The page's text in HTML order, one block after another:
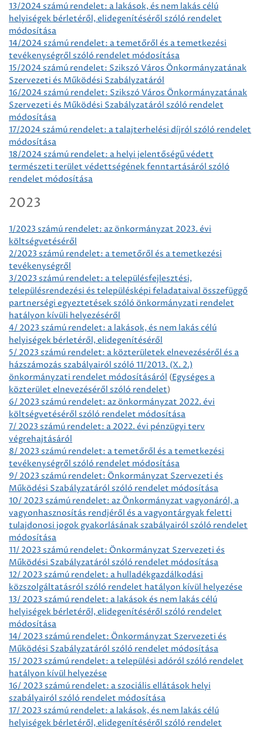
13/2024 számú rendelet: a lakások, és nem lakás célú
helyiségek bérletéről, elidegenítéséről szóló rendelet
módosítása
14/2024 számú rendelet: a temetőről és a temetkezési
tevékenységről szóló rendelet módosítása
15/2024 számú rendelet: Szikszó Város Önkormányzatának
Szervezeti és Működési Szabályzatáról
16/2024 számú rendelet: Szikszó Város Önkormányzatának
Szervezeti és Működési Szabályzatáról szóló rendelet
módosítása
17/2024 számú rendelet: a talajterhelési díjról szóló rendelet
módosítása
18/2024 számú rendelet: a helyi jelentőségű védett
természeti terület védettségének fenntartásáról szóló
rendelet módosítása
2023
1/2023 számú rendelet: az önkormányzat 2023. évi
költségvetéséről
2/2023 számú rendelet: a temetőről és a temetkezési
tevékenységről
3/2023 számú rendelet: a településfejlesztési,
településrendezési és településképi feladataival összefüggő
partnerségi egyeztetések szóló önkormányzati rendelet
hatályon kívüli helyezéséről
4/ 2023 számú rendelet: a lakások, és nem lakás célú
helyiségek bérletéről, elidegenítéséről
5/ 2023 számú rendelet: a közterületek elnevezéséről és a
házszámozás szabályairól szóló 11/2013. (X. 2.)
önkormányzati rendelet módosításáról (Egységes a
közterület elnevezéséről szóló rendelet)
6/ 2023 számú rendelet: az önkormányzat 2022. évi
költségvetéséről szóló rendelet módosítása
7/ 2023 számú rendelet: a 2022. évi pénzügyi terv
végrehajtásáról
8/ 2023 számú rendelet: a temetőről és a temetkezési
tevékenységről szóló rendelet módosítása
9/ 2023 számú rendelet: Önkormányzat Szervezeti és
Működési Szabályzatáról szóló rendelet módosítása
10/ 2023 számú rendelet: az Önkormányzat vagyonáról, a
vagyonhasznosítás rendjéről és a vagyontárgyak feletti
tulajdonosi jogok gyakorlásának szabályairól szóló rendelet
módosítása
11/ 2023 számú rendelet: Önkormányzat Szervezeti és
Működési Szabályzatáról szóló rendelet módosítása
12/ 2023 számú rendelet: a hulladékgazdálkodási
közszolgáltatásról szóló rendelet hatályon kívül helyezése
13/ 2023 számú rendelet: a lakások és nem lakás célú
helyiségek bérletéről, elidegenítéséről szóló rendelet
módosítása
14/ 2023 számú rendelet: Önkormányzat Szervezeti és
Működési Szabályzatáról szóló rendelet módosítása
15/ 2023 számú rendelet: a települési adóról szóló rendelet
hatályon kívül helyezése
16/ 2023 számú rendelet: a szociális ellátások helyi
szabályairól szóló rendelet módosítása
17/ 2023 számú rendelet: a lakások, és nem lakás célú
helyiségek bérletéről, elidegenítéséről szóló rendelet